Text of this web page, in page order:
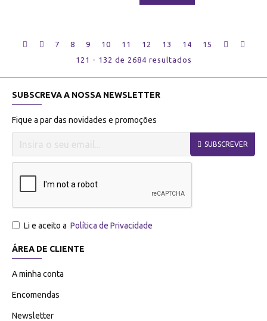
7 8 9 10 11 12 13 14
15
121 - 132 de 2684 resultados
SUBSCREVA A NOSSA NEWSLETTER
Fique a par das novidades e promoções
SUBSCREVER
Li e aceito a Política de Privacidade
ÁREA DE CLIENTE
A minha conta
Encomendas
Newsletter